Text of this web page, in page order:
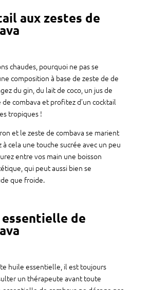
aux zestes de
chaudes, pourquoi ne pas se
composition à base de zeste de de
du gin, du lait de coco, un jus de
combava et profitez d’un cocktail
tropiques !
et le zeste de combava se marient
cela une touche sucrée avec un peu
entre vos main une boisson
qui peut aussi bien se
que froide.
de
huile essentielle, il est toujours
un thérapeute avant toute